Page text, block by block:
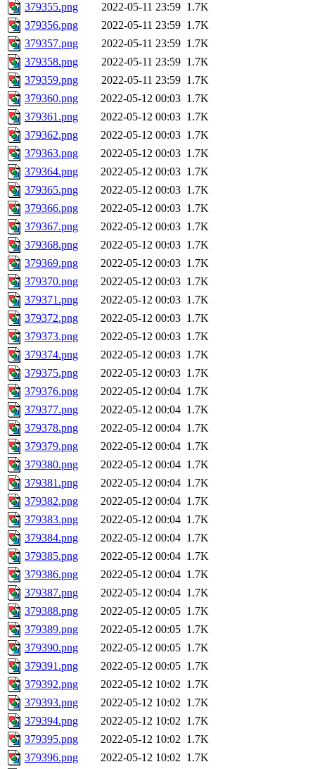
379355.png 2022-05-11 23:59 1.7K
379356.png
2022-05-11 23:59 1.7K
379357.png
2022-05-11 23:59 1.7K
379358.png
2022-05-11 23:59 1.7K
379359.png
2022-05-11 23:59 1.7K
379360.png
2022-05-12 00:03 1.7K
379361.png
2022-05-12 00:03 1.7K
379362.png
2022-05-12 00:03 1.7K
379363.png
2022-05-12 00:03 1.7K
379364.png
2022-05-12 00:03 1.7K
379365.png
2022-05-12 00:03 1.7K
379366.png
2022-05-12 00:03 1.7K
379367.png
2022-05-12 00:03 1.7K
379368.png
2022-05-12 00:03 1.7K
379369.png
2022-05-12 00:03 1.7K
379370.png
2022-05-12 00:03 1.7K
379371.png
2022-05-12 00:03 1.7K
379372.png
2022-05-12 00:03 1.7K
379373.png
2022-05-12 00:03 1.7K
379374.png
2022-05-12 00:03 1.7K
379375.png
2022-05-12 00:03 1.7K
379376.png
2022-05-12 00:04 1.7K
379377.png
2022-05-12 00:04 1.7K
379378.png
2022-05-12 00:04 1.7K
379379.png
2022-05-12 00:04 1.7K
379380.png
2022-05-12 00:04 1.7K
379381.png
2022-05-12 00:04 1.7K
379382.png
2022-05-12 00:04 1.7K
379383.png
2022-05-12 00:04 1.7K
379384.png
2022-05-12 00:04 1.7K
379385.png
2022-05-12 00:04 1.7K
379386.png
2022-05-12 00:04 1.7K
379387.png
2022-05-12 00:04 1.7K
379388.png
2022-05-12 00:05 1.7K
379389.png
2022-05-12 00:05 1.7K
379390.png
2022-05-12 00:05 1.7K
379391.png
2022-05-12 00:05 1.7K
379392.png
2022-05-12 10:02 1.7K
379393.png
2022-05-12 10:02 1.7K
379394.png
2022-05-12 10:02 1.7K
379395.png
2022-05-12 10:02 1.7K
379396.png
2022-05-12 10:02 1.7K